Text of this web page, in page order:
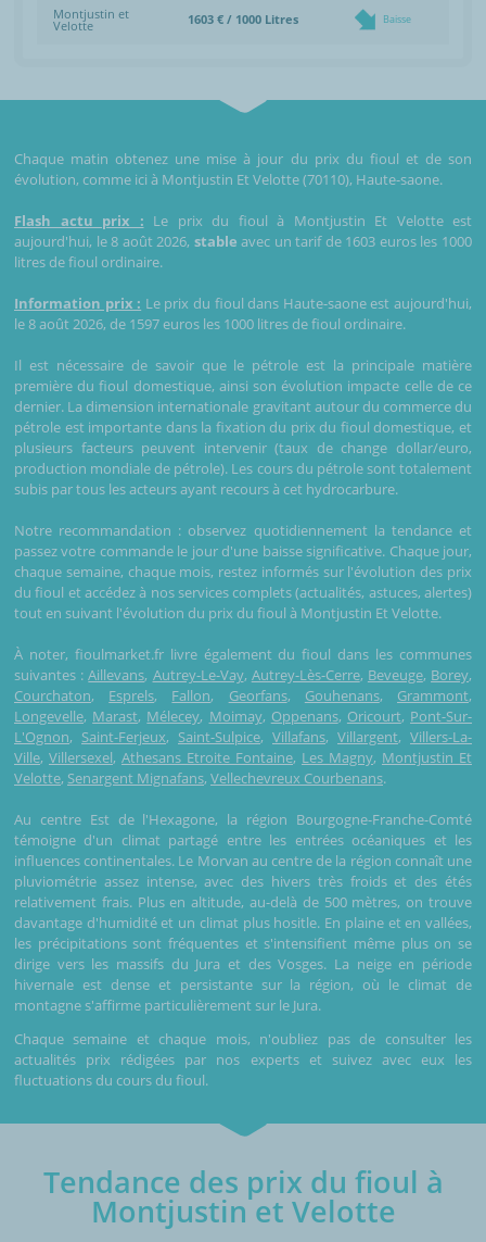
Montjustin et
Velotte 1603 € / 1000 Litres Baisse
Chaque matin obtenez une mise à jour du prix du fioul et de son
évolution, comme ici à Montjustin Et Velotte (70110), Haute-saone.
Flash actu prix : Le prix du fioul à Montjustin Et Velotte est
aujourd'hui, le 8 août 2026, stable avec un tarif de 1603 euros les 1000
litres de fioul ordinaire.
Information prix : Le prix du fioul dans Haute-saone est aujourd'hui,
le 8 août 2026, de 1597 euros les 1000 litres de fioul ordinaire.
Il est nécessaire de savoir que le pétrole est la principale matière
première du fioul domestique, ainsi son évolution impacte celle de ce
dernier. La dimension internationale gravitant autour du commerce du
pétrole est importante dans la fixation du prix du fioul domestique, et
plusieurs facteurs peuvent intervenir (taux de change dollar/euro,
production mondiale de pétrole). Les cours du pétrole sont totalement
subis par tous les acteurs ayant recours à cet hydrocarbure.
Notre recommandation : observez quotidiennement la tendance et
passez votre commande le jour d'une baisse significative. Chaque jour,
chaque semaine, chaque mois, restez informés sur l'évolution des prix
du fioul et accédez à nos services complets (actualités, astuces, alertes)
tout en suivant l'évolution du prix du fioul à Montjustin Et Velotte.
À noter, fioulmarket.fr livre également du fioul dans les communes
suivantes :Aillevans, Autrey-Le-Vay, Autrey-Lès-Cerre, Beveuge, Borey,
Courchaton, Esprels, Fallon, Georfans, Gouhenans, Grammont,
Longevelle, Marast, Mélecey, Moimay, Oppenans, Oricourt, Pont-Sur-
L'Ognon, Saint-Ferjeux, Saint-Sulpice, Villafans, Villargent, Villers-La-
Ville, Villersexel, Athesans Etroite Fontaine, Les Magny, Montjustin Et
Velotte, Senargent Mignafans, Vellechevreux Courbenans.
Au centre Est de l'Hexagone, la région Bourgogne-Franche-Comté
témoigne d'un climat partagé entre les entrées océaniques et les
influences continentales. Le Morvan au centre de la région connaît une
pluviométrie assez intense, avec des hivers très froids et des étés
relativement frais. Plus en altitude, au-delà de 500 mètres, on trouve
davantage d'humidité et un climat plus hositle. En plaine et en vallées,
les précipitations sont fréquentes et s'intensifient même plus on se
dirige vers les massifs du Jura et des Vosges. La neige en période
hivernale est dense et persistante sur la région, où le climat de
montagne s'affirme particulièrement sur le Jura.
Chaque semaine et chaque mois, n'oubliez pas de consulter les
actualités prix rédigées par nos experts et suivez avec eux les
fluctuations du cours du fioul.
Tendance des prix du fioul à
Montjustin et Velotte